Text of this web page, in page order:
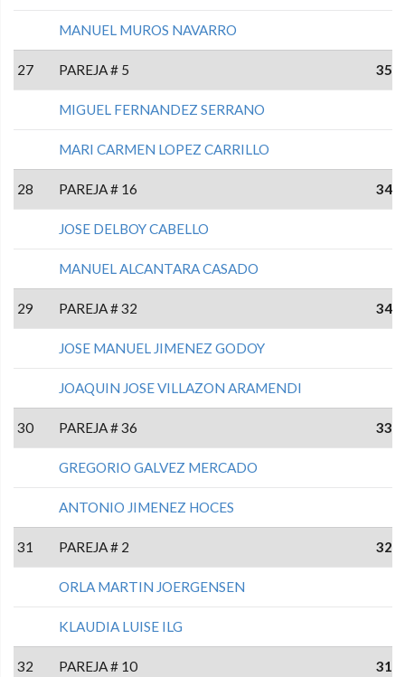
MANUEL MUROS NAVARRO
27 PAREJA # 5 35
MIGUEL FERNANDEZ SERRANO
MARI CARMEN LOPEZ CARRILLO
28 PAREJA # 16 34
JOSE DELBOY CABELLO
MANUEL ALCANTARA CASADO
29 PAREJA # 32 34
JOSE MANUEL JIMENEZ GODOY
JOAQUIN JOSE VILLAZON ARAMENDI
30 PAREJA # 36 33
GREGORIO GALVEZ MERCADO
ANTONIO JIMENEZ HOCES
31 PAREJA # 2 32
ORLA MARTIN JOERGENSEN
KLAUDIA LUISE ILG
32 PAREJA # 10 31